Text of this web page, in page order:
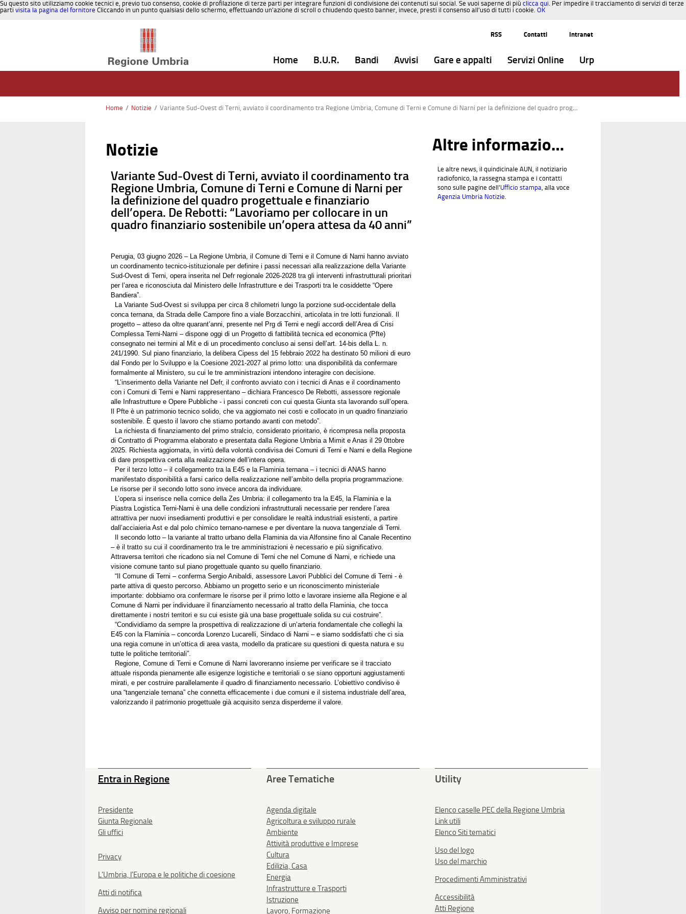
Su questo sito utilizziamo cookie tecnici e, previo tuo consenso, cookie di profilazione di terze parti per integrare funzioni di condivisione dei contenuti sui social. Se vuoi saperne di più clicca qui. Per impedire il tracciamento di servizi di terze
parti visita la pagina del fornitore Cliccando in un punto qualsiasi dello schermo, effettuando un’azione di scroll o chiudendo questo banner, invece, presti il consenso all’uso di tutti i cookie. OK
RSS
Contatti Intranet
Home B.U.R. Bandi Avvisi Gare e appalti Servizi Online Urp
Home / Notizie / Variante Sud-Ovest di Terni, avviato il coordinamento tra Regione Umbria, Comune di Terni e Comune di Narni per la definizione del quadro progettuale e finanziario dell’opera. De Rebotti: “Lavoriamo per collocare in un quadro finanziario sostenibile un’opera attesa da 40 anni”
Notizie
Variante Sud-Ovest di Terni, avviato il coordinamento tra
Regione Umbria, Comune di Terni e Comune di Narni per
la definizione del quadro progettuale e finanziario
dell’opera. De Rebotti: “Lavoriamo per collocare in un
quadro finanziario sostenibile un’opera attesa da 40 anni”
Perugia, 03 giugno 2026 – La Regione Umbria, il Comune di Terni e il Comune di Narni hanno avviato
un coordinamento tecnico-istituzionale per definire i passi necessari alla realizzazione della Variante
Sud-Ovest di Terni, opera inserita nel Defr regionale 2026-2028 tra gli interventi infrastrutturali prioritari
per l’area e riconosciuta dal Ministero delle Infrastrutture e dei Trasporti tra le cosiddette “Opere
Bandiera”.
La Variante Sud-Ovest si sviluppa per circa 8 chilometri lungo la porzione sud-occidentale della
conca ternana, da Strada delle Campore fino a viale Borzacchini, articolata in tre lotti funzionali. Il
progetto – atteso da oltre quarant’anni, presente nel Prg di Terni e negli accordi dell’Area di Crisi
Complessa Terni-Narni – dispone oggi di un Progetto di fattibilità tecnica ed economica (Pfte)
consegnato nei termini al Mit e di un procedimento concluso ai sensi dell’art. 14-bis della L. n.
241/1990. Sul piano finanziario, la delibera Cipess del 15 febbraio 2022 ha destinato 50 milioni di euro
dal Fondo per lo Sviluppo e la Coesione 2021-2027 al primo lotto: una disponibilità da confermare
formalmente al Ministero, su cui le tre amministrazioni intendono interagire con decisione.
“L’inserimento della Variante nel Defr, il confronto avviato con i tecnici di Anas e il coordinamento
con i Comuni di Terni e Narni rappresentano – dichiara Francesco De Rebotti, assessore regionale
alle Infrastrutture e Opere Pubbliche - i passi concreti con cui questa Giunta sta lavorando sull’opera.
Il Pfte è un patrimonio tecnico solido, che va aggiornato nei costi e collocato in un quadro finanziario
sostenibile. È questo il lavoro che stiamo portando avanti con metodo”.
La richiesta di finanziamento del primo stralcio, considerato prioritario, è ricompresa nella proposta
di Contratto di Programma elaborato e presentata dalla Regione Umbria a Mimit e Anas il 29 0ttobre
2025. Richiesta aggiornata, in virtù della volontà condivisa dei Comuni di Terni e Narni e della Regione
di dare prospettiva certa alla realizzazione dell’intera opera.
Per il terzo lotto – il collegamento tra la E45 e la Flaminia ternana – i tecnici di ANAS hanno
manifestato disponibilità a farsi carico della realizzazione nell’ambito della propria programmazione.
Le risorse per il secondo lotto sono invece ancora da individuare.
L’opera si inserisce nella cornice della Zes Umbria: il collegamento tra la E45, la Flaminia e la
Piastra Logistica Terni-Narni è una delle condizioni infrastrutturali necessarie per rendere l’area
attrattiva per nuovi insediamenti produttivi e per consolidare le realtà industriali esistenti, a partire
dall’acciaieria Ast e dal polo chimico ternano-narnese e per diventare la nuova tangenziale di Terni.
Il secondo lotto – la variante al tratto urbano della Flaminia da via Alfonsine fino al Canale Recentino
– è il tratto su cui il coordinamento tra le tre amministrazioni è necessario e più significativo.
Attraversa territori che ricadono sia nel Comune di Terni che nel Comune di Narni, e richiede una
visione comune tanto sul piano progettuale quanto su quello finanziario.
“Il Comune di Terni – conferma Sergio Anibaldi, assessore Lavori Pubblici del Comune di Terni - è
parte attiva di questo percorso. Abbiamo un progetto serio e un riconoscimento ministeriale
importante: dobbiamo ora confermare le risorse per il primo lotto e lavorare insieme alla Regione e al
Comune di Narni per individuare il finanziamento necessario al tratto della Flaminia, che tocca
direttamente i nostri territori e su cui esiste già una base progettuale solida su cui costruire”.
“Condividiamo da sempre la prospettiva di realizzazione di un’arteria fondamentale che colleghi la
E45 con la Flaminia – concorda Lorenzo Lucarelli, Sindaco di Narni – e siamo soddisfatti che ci sia
una regia comune in un’ottica di area vasta, modello da praticare su questioni di questa natura e su
tutte le politiche territoriali”.
Regione, Comune di Terni e Comune di Narni lavoreranno insieme per verificare se il tracciato
attuale risponda pienamente alle esigenze logistiche e territoriali o se siano opportuni aggiustamenti
mirati, e per costruire parallelamente il quadro di finanziamento necessario. L’obiettivo condiviso è
una “tangenziale ternana” che connetta efficacemente i due comuni e il sistema industriale dell’area,
valorizzando il patrimonio progettuale già acquisito senza disperderne il valore.
Altre informazioni dall'Ufficio stampa
Le altre news, il quindicinale AUN, il notiziario
radiofonico, la rassegna stampa e i contatti
sono sulle pagine dell'Ufficio stampa , alla voce
Agenzia Umbria Notizie
Entra in Regione
Presidente
Giunta Regionale
Gli uffici
Privacy
L'Umbria, l'Europa e le politiche di coesione
Atti di notifica
Avviso per nomine regionali
Aree Tematiche
Agenda digitale
Agricoltura e sviluppo rurale
Ambiente
Attività produttive e Imprese
Cultura
Edilizia, Casa
Energia
Infrastrutture e Trasporti
Istruzione
Lavoro, Formazione
Utility
Elenco caselle PEC della Regione Umbria
Link utili
Elenco Siti tematici
Uso del logo
Uso del marchio
Procedimenti Amministrativi
Accessibilità
Atti Regione